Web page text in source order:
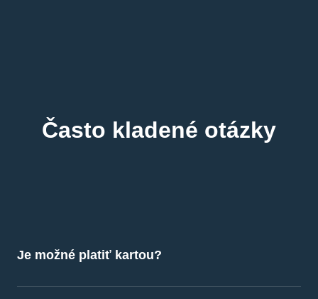
Často kladené otázky
Je možné platiť kartou?